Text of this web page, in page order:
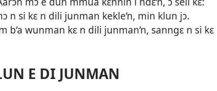
n si kɛ n dili junman kekle’n, min klun jɔ.
b’a wunman kɛ n dili junman’n, sanngɛ n si kɛ
E DI JUNMAN